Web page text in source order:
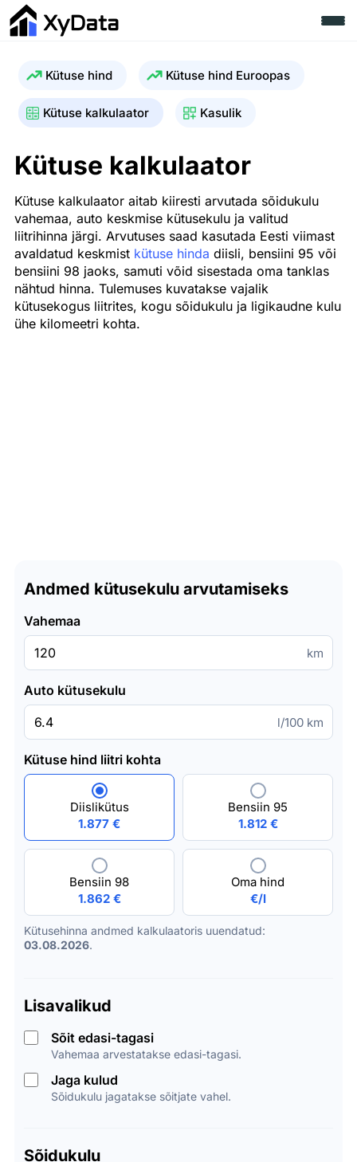
Kütuse hind Kütuse hind Euroopas
Kütuse kalkulaator Kasulik
Kütuse kalkulaator
Kütuse kalkulaator aitab kiiresti arvutada sõidukulu
vahemaa, auto keskmise kütusekulu ja valitud
liitrihinna järgi. Arvutuses saad kasutada Eesti viimast
avaldatud keskmist kütuse hinda diisli, bensiini 95 või
bensiini 98 jaoks, samuti võid sisestada oma tanklas
nähtud hinna. Tulemuses kuvatakse vajalik
kütusekogus liitrites, kogu sõidukulu ja ligikaudne kulu
ühe kilomeetri kohta.
Andmed kütusekulu arvutamiseks
Vahemaa
km
Auto kütusekulu
l/100 km
Kütuse hind liitri kohta
Diislikütus
1.877 €
Bensiin 95
1.812 €
Bensiin 98
1.862 €
Oma hind
€/l
Kütusehinna andmed kalkulaatoris uuendatud:
03.08.2026.
Lisavalikud
Sõit edasi-tagasi
Vahemaa arvestatakse edasi-tagasi.
Jaga kulud
Sõidukulu jagatakse sõitjate vahel.
Sõidukulu